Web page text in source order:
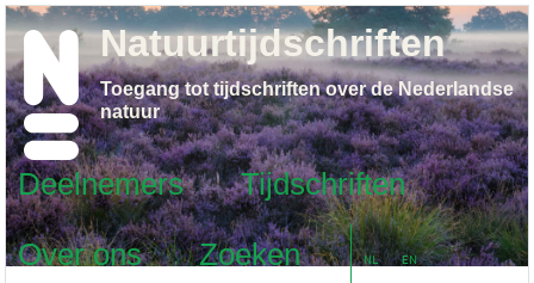
Deelnemers
Tijdschriften
Over ons
Zoeken NL EN
Natuurtijdschriften
Toegang tot tijdschriften over de Nederlandse
natuur